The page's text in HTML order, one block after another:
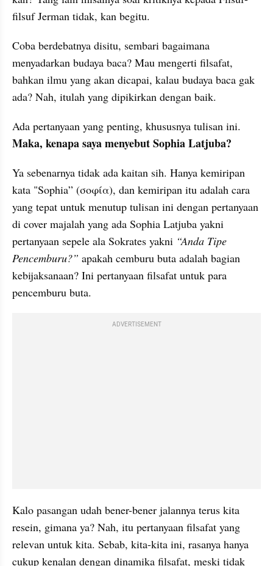
filsuf Jerman tidak, kan begitu.
Coba berdebatnya disitu, sembari bagaimana
menyadarkan budaya baca? Mau mengerti filsafat,
bahkan ilmu yang akan dicapai, kalau budaya baca gak
ada? Nah, itulah yang dipikirkan dengan baik.
Maka, kenapa saya menyebut Sophia Latjuba?
Ya sebenarnya tidak ada kaitan sih. Hanya kemiripan
kata "Sophia” (σοφία), dan kemiripan itu adalah cara
yang tepat untuk menutup tulisan ini dengan pertanyaan
di cover majalah yang ada Sophia Latjuba yakni
pertanyaan sepele ala Sokrates yakni “Anda Tipe
Pencemburu?” apakah cemburu buta adalah bagian
kebijaksanaan? Ini pertanyaan filsafat untuk para
pencemburu buta.
ADVERTISEMENT
Kalo pasangan udah bener-bener jalannya terus kita
resein, gimana ya? Nah, itu pertanyaan filsafat yang
relevan untuk kita. Sebab, kita-kita ini, rasanya hanya
cukup kenalan dengan dinamika filsafat, meski tidak